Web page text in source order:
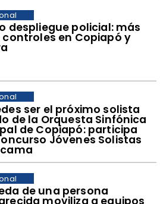
despliegue policial: más
controles en Copiapó y
ser el próximo solista
de la Orquesta Sinfónica
de Copiapó: participa
Jóvenes Solistas
de una persona